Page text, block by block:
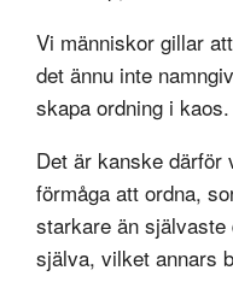
Vi människor gillar
det ännu inte
skapa ordning i kaos.
Det är kanske
förmåga att ordna,
starkare än
själva, vilket annars